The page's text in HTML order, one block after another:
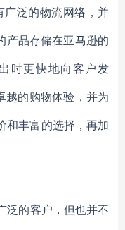
广泛的物流网络，并
产品存储在亚马逊的
时更快地向客户发
越的购物体验，并为
丰富的选择，再加
泛的客户，但也并不